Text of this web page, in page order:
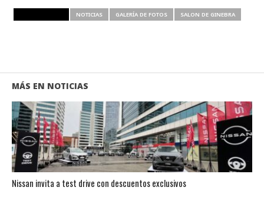
NOTICIAS GALERÍA DE FOTOS SALON DE GINEBRA
MÁS EN NOTICIAS
Nissan invita a test drive con descuentos exclusivos